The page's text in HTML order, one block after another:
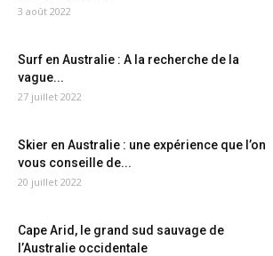
3 août 2022
Surf en Australie : A la recherche de la
vague...
27 juillet 2022
Skier en Australie : une expérience que l’on
vous conseille de...
20 juillet 2022
Cape Arid, le grand sud sauvage de
l’Australie occidentale